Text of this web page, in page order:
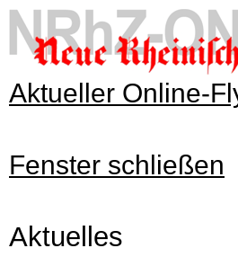
Aktueller Online-
Fenster schließen
Aktuelles